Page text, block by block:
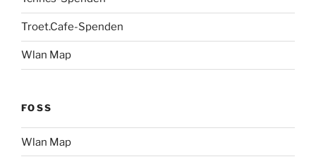
Troet.Cafe-Spenden
Wlan Map
FOSS
Wlan Map